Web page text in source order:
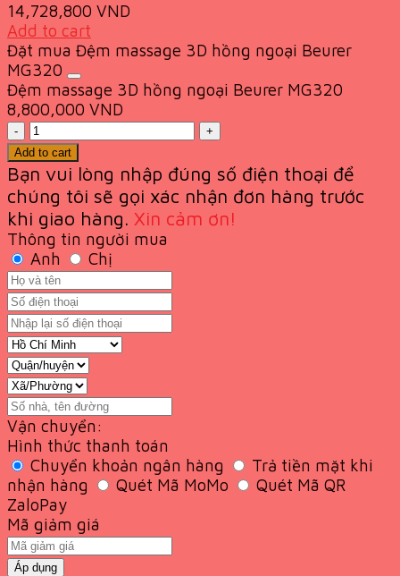
14,728,800 VND
Add to cart
Đặt mua Đệm massage 3D hồng ngoại Beurer
MG320
Đệm massage 3D hồng ngoại Beurer MG320
8,800,000 VND
Quantity
Add to cart
Bạn vui lòng nhập đúng số điện thoại để
chúng tôi sẽ gọi xác nhận đơn hàng trước
khi giao hàng. Xin cảm ơn!
Thông tin người mua
Anh
Chị
Vận chuyển:
Hình thức thanh toán
Chuyển khoản ngân hàng
Trả tiền mặt khi
nhận hàng
Quét Mã MoMo
Quét Mã QR
ZaloPay
Mã giảm giá
Áp dụng